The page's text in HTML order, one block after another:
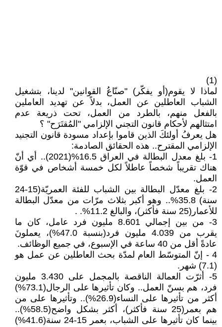
(1)
لماذا لا يقوم(أو يفكّر) "صنّاعُ القوانين" لدينا، بتشغيل
الشباب العاطلين عن العمل، بدلاً عن تهديد العاملين
بالفعل منهم، بالطرد من العمل، تحت ذريعة عدم
امتثالهم لأحكام قانون التجني الإلزامي "المُقتَرَح" ؟
هل يعرفُ أولئكَ الذين قاموا بإعداد مسودة قانون التجنيد
الإلزامي المقترح.. هذه الحقائق الصادمة:
1- بلغ معدل البطالة في العراق 16.5%(2021).. أي أنّ
هناك تقريباً شخصاً عاطلاً لكل خمسة أشخاص في قوّة
العمل.
2- بلغ معدّل البطالة بين الشباب للفئة العمريّة(15-24
سنة) 35.8%.. وهو أكبر بثلاث مرّات من معدّل البطالة
للأعمار(25 سنة فأكثر)، والبالغ 11.2%. .
3- من بين إجمالي 8.601 مليون فرد عامل، كان ما
يقرب من 4.039 مليون فرد(بنسبة 47.0%)، يعملونَ
عادةً أقل من 40 ساعة في الإسبوع، في جميع الوظائف.
4 - إنّ المتوسّط العام لمدّة بحث العاطلين عن عمل هو
(7.1) شهر.
5- أثرّت العمالة الناقصة بالمجمل على 3.430 مليون
فرد، هم بسنّ العمل.. وكان تأثيرها على الرجال(73.1%)
أكثر من تأثيرها على النساء(26.9%).. وتأثيرها على من
هم بعمر(25 سنة فأكثر)، أكثر بشكل واضح(58.5%)..
بينما كان تأثيرها على الشباب، بعمر 15-24 سنة(41.6%)